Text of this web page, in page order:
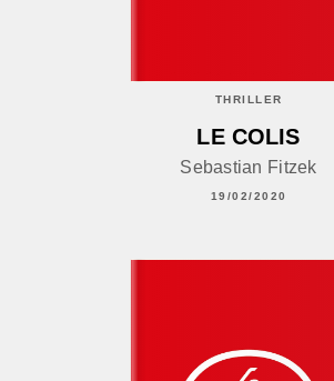
THRILLER
LE COLIS
Sebastian Fitzek
19/02/2020